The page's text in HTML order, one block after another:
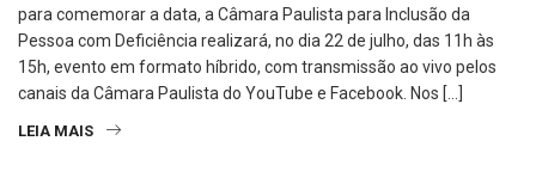
para comemorar a data, a Câmara Paulista para Inclusão da
Pessoa com Deficiência realizará, no dia 22 de julho, das 11h às
15h, evento em formato híbrido, com transmissão ao vivo pelos
canais da Câmara Paulista do YouTube e Facebook. Nos […]
LEIA MAIS